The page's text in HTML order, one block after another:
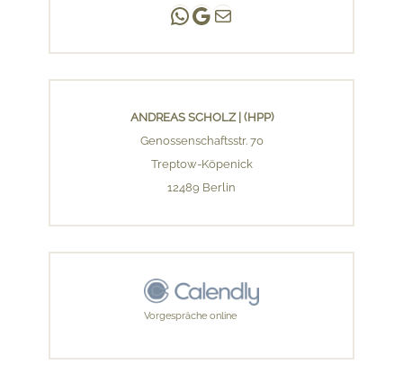
Andreas Scholz | (HPP)
Praxis Adlershof
E-Mail an mich ...
ANDREAS SCHOLZ | (HPP)
Genossenschaftsstr. 70
Treptow-Köpenick
12489 Berlin
Vorgespräche online